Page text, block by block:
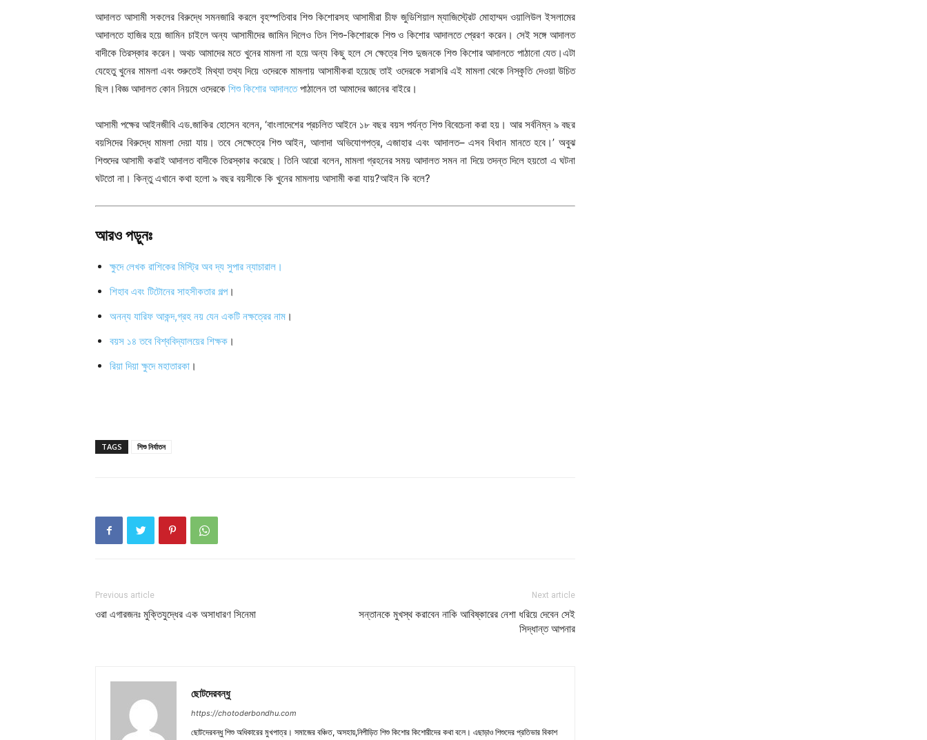
আদালত আসামী সকলের বিরুদ্ধে সমনজারি করলে বৃহস্পতিবার শিশু কিশোরসহ আসামীরা চীফ জুডিশিয়াল ম্যাজিস্ট্রেট মোহাম্মদ ওয়ালিউল ইসলামের
আদালতে হাজির হয়ে জামিন চাইলে অন্য আসামীদের জামিন দিলেও তিন শিশু-কিশোরকে শিশু ও কিশোর আদালতে প্রেরণ করেন। সেই সঙ্গে আদালত
বাদীকে তিরস্কার করেন। অথচ আমাদের মতে খুনের মামলা না হয়ে অন্য কিছু হলে সে ক্ষেত্রে শিশু দুজনকে শিশু কিশোর আদালতে পাঠানো যেত।এটা
যেহেতু খুনের মামলা এবং শুরুতেই মিথ্যা তথ্য দিয়ে ওদেরকে মামলায় আসামীকরা হয়েছে তাই ওদেরকে সরাসরি এই মামলা থেকে নিস্কৃতি দেওয়া উচিত
ছিল।বিজ্ঞ আদালত কোন নিয়মে ওদেরকে শিশু কিশোর আদালতেপাঠালেন তা আমাদের জ্ঞানের বাইরে।
আসামী পক্ষের আইনজীবি এড.জাকির হোসেন বলেন, ‘বাংলাদেশের প্রচলিত আইনে ১৮ বছর বয়স পর্যন্ত শিশু বিবেচেনা করা হয়। আর সর্বনিম্ন ৯ বছর
বয়সিদের বিরুদ্ধে মামলা দেয়া যায়। তবে সেক্ষেত্রে শিশু আইন, আলাদা অভিযোগপত্র, এজাহার এবং আদালত– এসব বিধান মানতে হবে।’ অবুঝ
শিশুদের আসামী করাই আদালত বাদীকে তিরস্কার করেছে। তিনি আরো বলেন, মামলা গ্রহনের সময় আদালত সমন না দিয়ে তদন্ত দিলে হয়তো এ ঘটনা
ঘটতো না। কিন্তু এখানে কথা হলো ৯ বছর বয়সীকে কি খুনের মামলায় আসামী করা যায়?আইন কি বলে?
আরও পড়ুনঃ
ক্ষুদে লেখক রাশিকের মিস্ট্রি অব দ্য সুপার ন্যাচারাল।
শিহাব এবং টিটোনের সাহসীকতার গল্প।
অনন্য যারিফ আকন্দ,গ্রহ নয় যেন একটি নক্ষত্রের নাম ।
বয়স ১৪ তবে বিশ্ববিদ্যালয়ের শিক্ষক ।
রিয়া দিয়া ক্ষুদে মহাতারকা ।
TAGS শিশু নির্যাতন
Previous article
ওরা এগারজনঃ মুক্তিযুদ্ধের এক অসাধারণ সিনেমা
Next article
সন্তানকে মুখস্থ করাবেন নাকি আবিষ্কারের নেশা ধরিয়ে দেবেন সেই
সিদ্ধান্ত আপনার
ছোটদেরবন্ধু
https://chotoderbondhu.com
ছোটদেরবন্ধু শিশু অধিকারের মুখপাত্র। সমাজের বঞ্চিত, অসহায়,নিপীড়িত শিশু কিশোর কিশোরীদের কথা বলে। এছাড়াও শিশুদের প্রতিভার বিকাশ